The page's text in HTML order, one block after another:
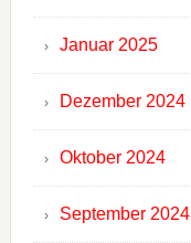
Januar 2025
Dezember 2024
Oktober 2024
September 2024